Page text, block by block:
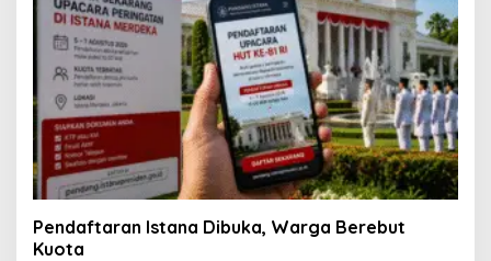
Pendaftaran Istana Dibuka, Warga Berebut
Kuota